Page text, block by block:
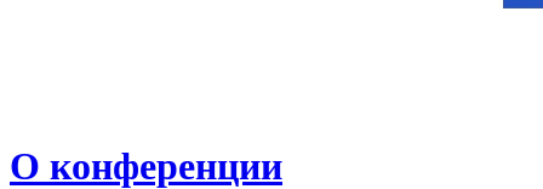
О конференции